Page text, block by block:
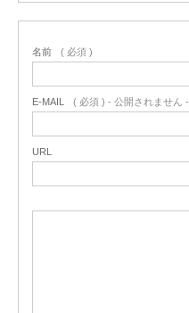
名前 ( 必須 )
E-MAIL ( 必須 ) - 公開されません -
URL